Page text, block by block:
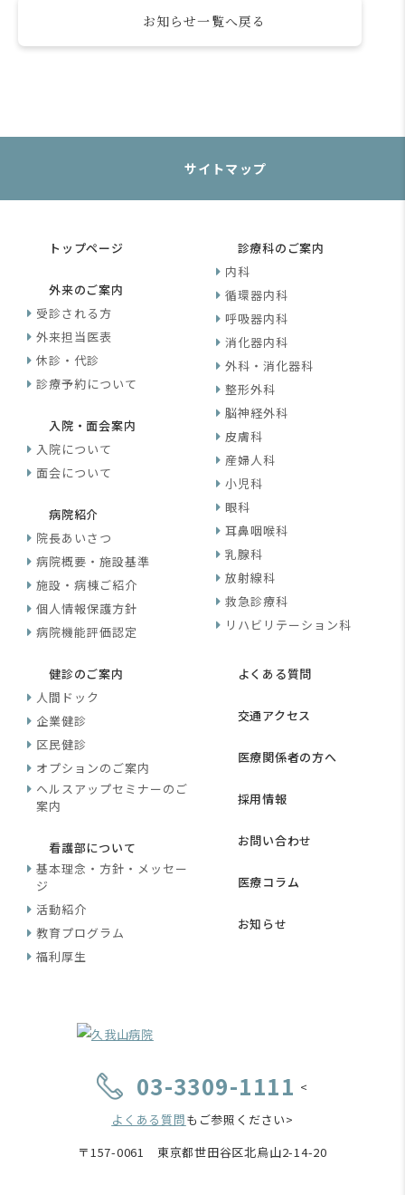
お知らせ一覧へ戻る
サイトマップ
トップページ
外来のご案内
受診される方
外来担当医表
休診・代診
診療予約について
入院・面会案内
入院について
面会について
病院紹介
院長あいさつ
病院概要・施設基準
施設・病棟ご紹介
個人情報保護方針
病院機能評価認定
診療科のご案内
内科
循環器内科
呼吸器内科
消化器内科
外科・消化器科
整形外科
脳神経外科
皮膚科
産婦人科
小児科
眼科
耳鼻咽喉科
乳腺科
放射線科
救急診療科
リハビリテーション科
健診のご案内
人間ドック
企業健診
区民健診
オプションのご案内
ヘルスアップセミナーのご
案内
看護部について
基本理念・方針・メッセー
ジ
活動紹介
教育プログラム
福利厚生
よくある質問
交通アクセス
医療関係者の方へ
採用情報
お問い合わせ
医療コラム
お知らせ
03-3309-1111 <
よくある質問もご参照ください>
〒157-0061 東京都世田谷区北烏山2-14-20